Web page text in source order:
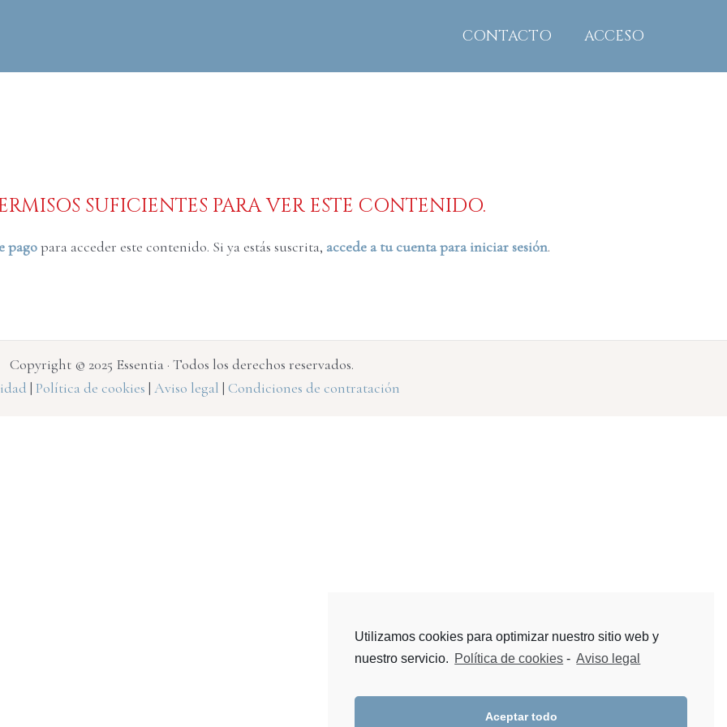
CONTACTO ACCESO
SUFICIENTES PARA VER ESTE CONTENIDO.
pagopara acceder este contenido. Si ya estás suscrita, accede a tu cuenta para iniciar sesión.
Copyright © 2025 Essentia · Todos los derechos reservados.
| Política de cookies | Aviso legal | Condiciones de contratación
Utilizamos cookies para optimizar nuestro sitio web y
nuestro servicio. Política de cookies - Aviso legal
Aceptar todo